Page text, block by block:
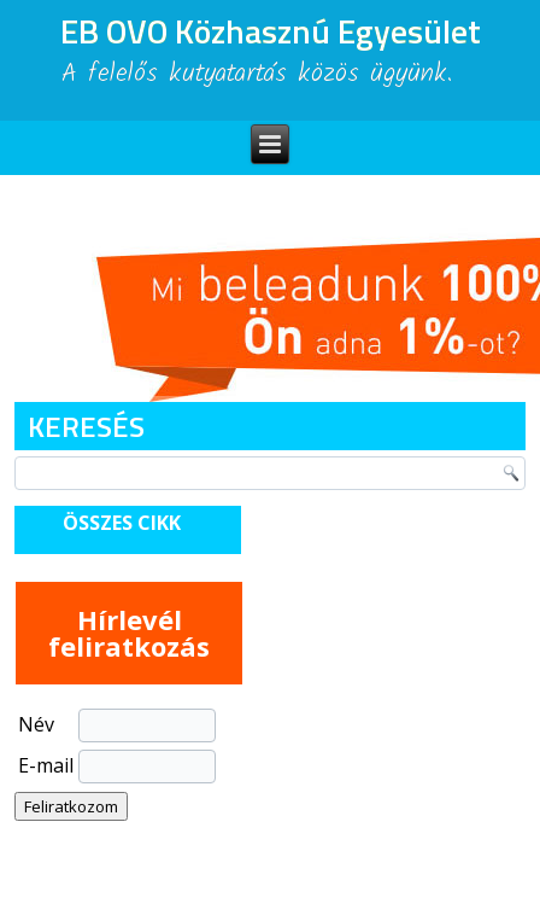
EB OVO Közhasznú Egyesület
A felelős kutyatartás közös ügyünk.
KERESÉS
ÖSSZES CIKK
Hírlevél
feliratkozás
Név
E-mail